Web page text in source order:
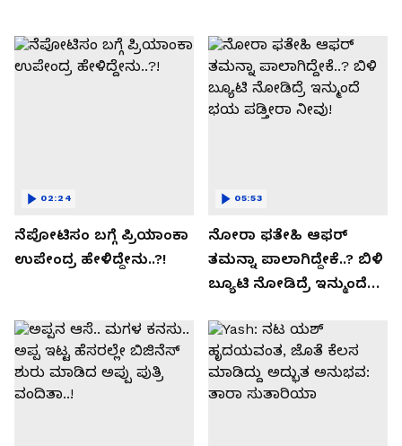
ನೆಪೋಟಿಸಂ ಬಗ್ಗೆ ಪ್ರಿಯಾಂಕಾ
ಉಪೇಂದ್ರ ಹೇಳಿದ್ದೇನು..?!
02:24
ನೋರಾ ಫತೇಹಿ ಆಫರ್​
ತಮನ್ನಾ ಪಾಲಾಗಿದ್ದೇಕೆ..? ಬಿಳಿ
ಬ್ಯೂಟಿ ನೋಡಿದ್ರೆ ಇನ್ಮುಂದೆ
05:53